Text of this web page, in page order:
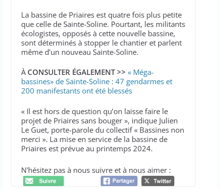
La bassine de Priaires est quatre fois plus petite
que celle de Sainte-Soline. Pourtant, les militants
écologistes, opposés à cette nouvelle bassine,
sont déterminés à stopper le chantier et parlent
même d’un nouveau Sainte-Soline.
ÀCONSULTER ÉGALEMENT >> « Méga-
bassines» de Sainte-Soline : 47 gendarmes et
200 manifestants ont été blessés
« Il est hors de question qu’on laisse faire le
projet de Priaires sans bouger », indique Julien
Le Guet, porte-parole du collectif « Bassines non
merci ». La mise en service de la bassine de
Priaires est prévue au printemps 2024.
N'hésitez pas à nous suivre et à nous aimer :